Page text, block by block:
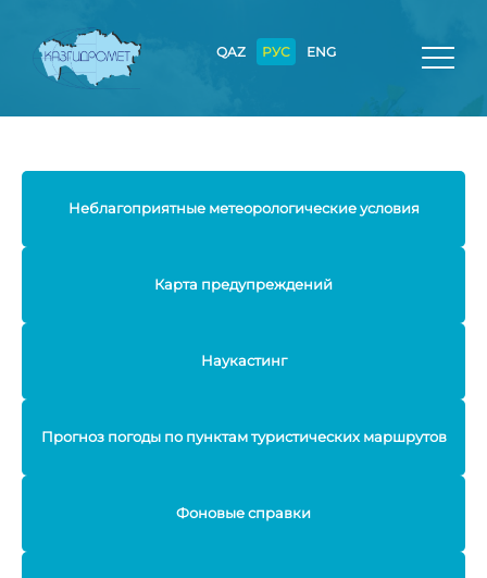
QAZ РУС ENG
Неблагоприятные метеорологические условия
Карта предупреждений
Наукастинг
Прогноз погоды по пунктам туристических маршрутов
Фоновые справки